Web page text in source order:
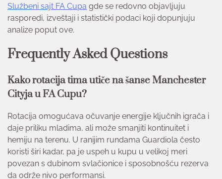
Službeni sajt FA Cupa gde se redovno objavljuju
rasporedi, izveštaji i statistički podaci koji dopunjuju
analize poput ove.
Frequently Asked Questions
Kako rotacija tima utiče na šanse Manchester
Cityja u FA Cupu?
Rotacija omogućava očuvanje energije ključnih igrača i
daje priliku mladima, ali može smanjiti kontinuitet i
hemiju na terenu. U ranijim rundama Guardiola često
koristi širi kadar, pa je uspeh u kupu u velikoj meri
povezan s dubinom svlačionice i sposobnošću rezerva
da održe nivo performansi.